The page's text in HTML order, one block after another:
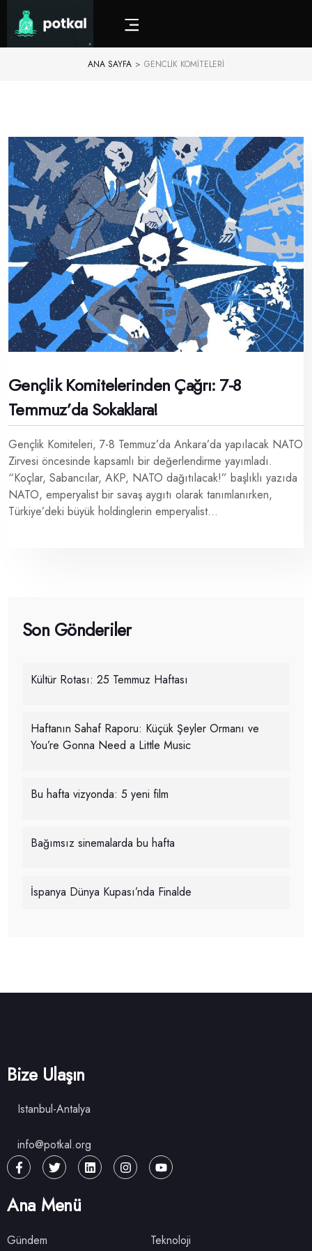
ANA SAYFA > GENCLIK KOMITELERI
Gençlik Komitelerinden Çağrı: 7-8
Temmuz’da Sokaklara!
Gençlik Komiteleri, 7-8 Temmuz’da Ankara’da yapılacak NATO
Zirvesi öncesinde kapsamlı bir değerlendirme yayımladı.
“Koçlar, Sabancılar, AKP, NATO dağıtılacak!” başlıklı yazıda
NATO, emperyalist bir savaş aygıtı olarak tanımlanırken,
Türkiye’deki büyük holdinglerin emperyalist...
Son Gönderiler
Kültür Rotası: 25 Temmuz Haftası
Haftanın Sahaf Raporu: Küçük Şeyler Ormanı ve
You’re Gonna Need a Little Music
Bu hafta vizyonda: 5 yeni film
Bağımsız sinemalarda bu hafta
İspanya Dünya Kupası’nda Finalde
Bize Ulaşın
Istanbul-Antalya
info@potkal.org
Ana Menü
Gündem Teknoloji